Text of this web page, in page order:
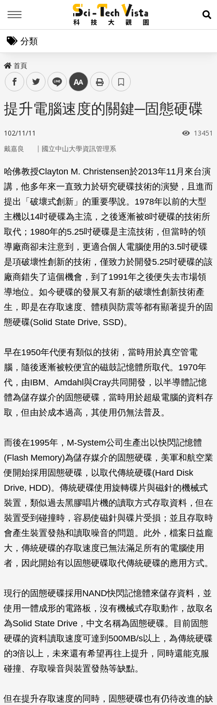
展
分類
首頁
facebooktwitter line 中
提升電腦速度的關鍵─固態硬碟
102/11/11 瀏覽次
13451
戴嘉良 ｜ 國立中山大學資訊管理系
哈佛教授Clayton M. Christensen於2013年11月來台演
講，他多年來一直致力於研究硬碟技術的演變，且進而
提出「破壞式創新」的重要學說。1978年以前的大型
主機以14吋硬碟為主流，之後逐漸被8吋硬碟的技術所
取代；1980年的5.25吋硬碟是主流技術，但當時的領
導廠商卻未注意到，更適合個人電腦使用的3.5吋硬碟
是項破壞性創新的技術，僅致力於開發5.25吋硬碟的該
廠商錯失了這個機會，到了1991年之後便失去市場領
導地位。如今硬碟的發展又有新的破壞性創新技術產
生，即是在存取速度、體積與防震等都有顯著提升的固
態硬碟(Solid State Drive, SSD)。
早在1950年代便有類似的技術，當時用於真空管電
腦，隨後逐漸被較便宜的磁鼓記憶體所取代。1970年
代，由IBM、Amdahl與Cray共同開發，以半導體記憶
體為儲存媒介的固態硬碟，當時用於超級電腦的資料存
取，但由於成本過高，其使用仍無法普及。
而後在1995年，M-System公司生產出以快閃記憶體
(Flash Memory)為儲存媒介的固態硬碟，美軍和航空業
便開始採用固態硬碟，以取代傳統硬碟(Hard Disk
Drive, HDD)。傳統硬碟使用旋轉碟片與磁針的機械式
裝置，類似過去黑膠唱片機的讀取方式存取資料，但在
裝置受到碰撞時，容易使磁針與碟片受損；並且存取時
會產生裝置發熱和讀取噪音的問題。此外，檔案日益龐
大，傳統硬碟的存取速度已無法滿足所有的電腦使用
者，因此開始有以固態硬碟取代傳統硬碟的應用方式。
現行的固態硬碟採用NAND快閃記憶體來儲存資料，並
使用一體成形的電路板，沒有機械式存取動作，故取名
為Solid State Drive，中文名稱為固態硬碟。目前固態
硬碟的資料讀取速度可達到500MB/s以上，為傳統硬碟
的3倍以上，未來還有希望再往上提升，同時還能克服
碰撞、存取噪音與裝置發熱等缺點。
但在提升存取速度的同時，固態硬碟也有仍待改進的缺